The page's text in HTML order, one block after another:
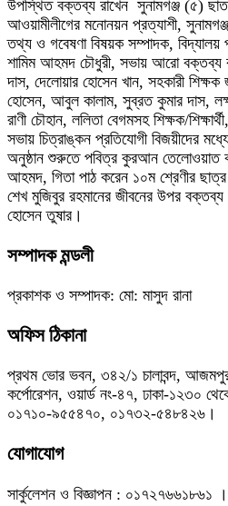
উপস্থিত বক্তব্য রাখেন সুনামগঞ্জ (৫)
আওয়ামীলীগের মনোনয়ন প্রত্যাশী,
তথ্য ও গবেষণা বিষয়ক সম্পাদক, বিদ্যালয়
শামিম আহমদ চৌধুরী, সভায় আরো বক্তব্য
দাস, দেলোয়ার হোসেন খান, সহকারী শিক্ষক
হোসেন, আবুল কালাম, সুব্রত কুমার দাস,
রাণী চৌহান, ললিতা বেগমসহ শিক্ষক/
সভায় চিত্রাঙ্কন প্রতিযোগী বিজয়ীদের
অনুষ্ঠান শুরুতে পবিত্র কুরআন তেলোওয়াত
আহমদ, গিতা পাঠ করেন ১০ম শ্রেণীর
শেখ মুজিবুর রহমানের জীবনের উপর বক্তব্য
হোসেন তুষার।
সম্পাদক মন্ডলী
প্রকাশক ও সম্পাদক: মো: মাসুদ রানা
অফিস ঠিকানা
প্রথম ভোর ভবন, ৩৪২/১ চালাবন্দ, আজমপুর,
কর্পোরেশন, ওয়ার্ড নং-৪৭, ঢাকা-১২৩০
০১৭১০-৯৫৫৪৭০, ০১৭৩২-৫৪৮৪২৬।
যোগাযোগ
সার্কুলেশন ও বিজ্ঞাপন : ০১৭২৭৬৬১৮৬১ ।